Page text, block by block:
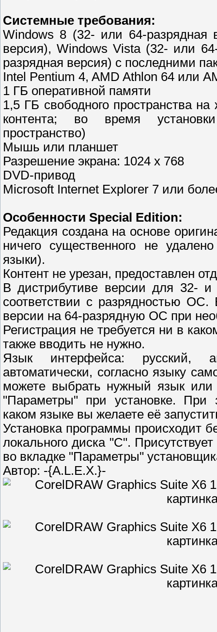
Системные требования:
Windows 8 (32- или 64-разрядная
версия), Windows Vista (32- или
разрядная версия) с последними
Intel Pentium 4, AMD Athlon 64 или
1 ГБ оперативной памяти
1,5 ГБ свободного пространства
контента; во время
пространство)
Мышь или планшет
Разрешение экрана: 1024 x 768
DVD-привод
Microsoft Internet Explorer 7 или
Особенности Special Edition:
Редакция создана на основе
ничего существенного не
языки).
Контент не урезан, предоставлен
В дистрибутиве версии для 32- и
соответствии с разрядностью ОС.
версии на 64-разрядную ОС при
Регистрация не требуется ни в
также вводить не нужно.
Язык интерфейса: русский,
автоматически, согласно языку
можете выбрать нужный язык или
"Параметры" при установке. При
каком языке вы желаете её
Установка программы происходит
локального диска "C".
во вкладке "Параметры"
Автор: -{A.L.E.X.}-